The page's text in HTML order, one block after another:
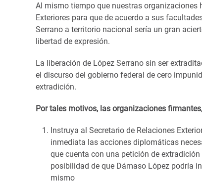
Al mismo tiempo que nuestras organizaciones
Exteriores para que de acuerdo a sus
Serrano a territorio nacional sería un gran
libertad de expresión.
La liberación de López Serrano sin ser
el discurso del gobierno federal de cero
extradición.
Por tales motivos, las organizaciones
Instruya al Secretario de Relaciones
inmediata las acciones diplomáticas
que cuenta con una petición de
posibilidad de que Dámaso López podría
mismo